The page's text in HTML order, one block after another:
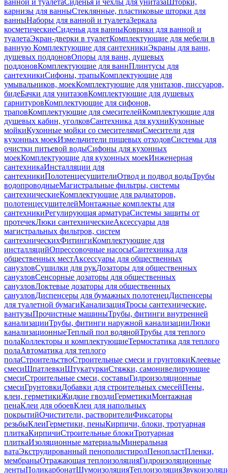
ванной и туалетаСиденья и чехлы для унитазаШторки,
карнизы для ванныСтеклянные, пластиковые шторки для
ванныНаборы для ванной и туалетаЗеркала
косметическиеСиденья для ванныКоврики для ванной и
туалетаЭкран-дверки в туалетКомплектующие для мебели в
ванную Комплектующие для сантехникиЭкраны для ванн,
душевых поддоновОпоры для ванн, душевых
поддоновКомплектующие для ваннПлинтусы для
сантехникиСифоны, трапыКомплектующие для
умывальников, моекКомплектующие для унитазов, писсуаров,
бидеБачки для унитазовКомплектующие для душевых
гарнитуровКомплектующие для сифонов,
траповКомплектующие для смесителейКомплектующие для
душевых кабин, уголковСантехника для кухниКухонные
мойкиКухонные мойки со смесителямиСмесители для
кухонных моекИзмельчители пищевых отходовСистемы для
очистки питьевой водыСифоны для кухонных
моекКомплектующие для кухонных моекИнженерная
сантехникаИнсталляции для
сантехникиПолотенцесушителиОтвод и подвод водыТрубы
водопроводныеМагистральные фильтры, системы
сантехническиеКомплектующие для радиаторов,
полотенцесушителейМонтажные комплекты для
сантехникиРегулирующая арматураСистемы защиты от
протечекЛюки сантехническиеАксессуары для
магистральных фильтров, систем
сантехническихФитингиКомплектующие для
инсталляцийОпрессовочные насосыСантехника для
общественных местАксессуары для общественных
санузловСушилки для рукДозаторы для общественных
санузловСенсорные дозаторы для общественных
санузловЛоктевые дозаторы для общественных
санузловДиспенсеры для бумажных полотенецДиспенсеры
для туалетной бумагиКанализацияТросы сантехнические,
вантузыПрочистные машиныТрубы, фитинги внутренней
канализацииТрубы, фитинги наружной канализацииЛюки
канализационныеТеплый пол водянойТрубы для теплого
полаКоллекторы и комплектующиеТермостатика для теплого
полаАвтоматика для теплого
полаСтроительствоСтроительные смеси и грунтовкиКлеевые
смесиШпатлевкиШтукатуркиСтяжки, самонивелирующие
смесиСтроительные смеси, составыГидроизоляционные
смесиГрунтовкиДобавки для строительных смесейПены,
клеи, герметикиЖидкие гвоздиГерметикиМонтажная
пенаКлеи для обоевКлеи для напольных
покрытийОчистители, растворителиФиксаторы
резьбыКлеиГерметики, пеныКирпичи, блоки, тротуарная
плиткаКирпичиСтроительные блокиТротуарная
плиткаИзоляционные материалыМинеральная
ватаЭкструдированный пенополистиролПенопластПленки,
мембраныОтражающая теплоизоляцияГидроизоляционные
лентыПоликарбонатШумоизоляцияТеплоизоляция